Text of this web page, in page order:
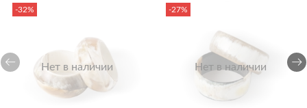
Нет в наличии
-32%
Нет в наличии
-27%